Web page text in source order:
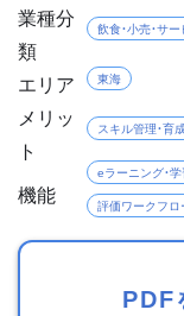
業種分
類
飲食・小売・サー
エリア 東海
メリッ
ト
スキル管理・育
機能
eラーニング・
評価ワークフロ
PDF